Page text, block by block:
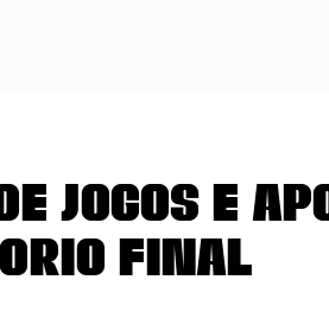
Jogos e
final